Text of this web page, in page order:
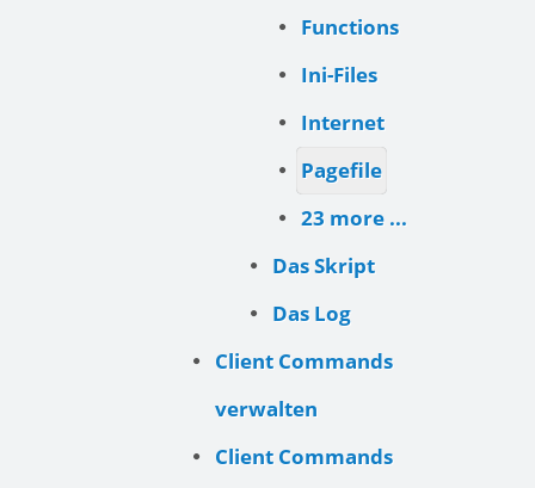
Functions
Ini-Files
Internet
Pagefile
23 more ...
Das Skript
Das Log
Client Commands
verwalten
Client Commands